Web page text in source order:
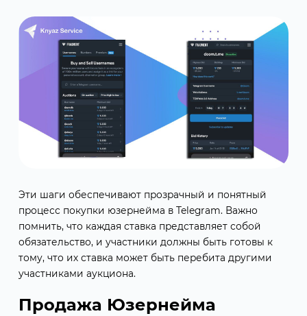
Эти шаги обеспечивают прозрачный и понятный
процесс покупки юзернейма в Telegram. Важно
помнить, что каждая ставка представляет собой
обязательство, и участники должны быть готовы к
тому, что их ставка может быть перебита другими
участниками аукциона.
Продажа Юзернейма